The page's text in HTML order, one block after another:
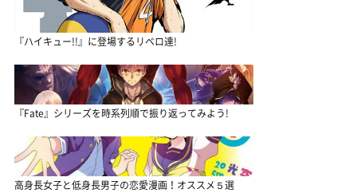
『ハイキュー!!』に登場するリベロ達!
『Fate』シリーズを時系列順で振り返ってみよう!
高身長女子と低身長男子の恋愛漫画！オススメ５選